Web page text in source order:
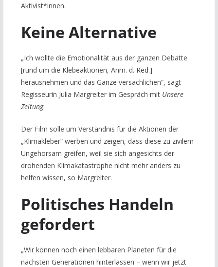
Aktivist*innen.
Keine Alternative
„Ich wollte die Emotionalität aus der ganzen Debatte
[rund um die Klebeaktionen, Anm. d. Red.]
herausnehmen und das Ganze versachlichen“, sagt
Regisseurin Julia Margreiter im Gespräch mit Unsere
Zeitung.
Der Film solle um Verständnis für die Aktionen der
„Klimakleber“ werben und zeigen, dass diese zu zivilem
Ungehorsam greifen, weil sie sich angesichts der
drohenden Klimakatastrophe nicht mehr anders zu
helfen wissen, so Margreiter.
Politisches Handeln
gefordert
„Wir können noch einen lebbaren Planeten für die
nächsten Generationen hinterlassen – wenn wir jetzt